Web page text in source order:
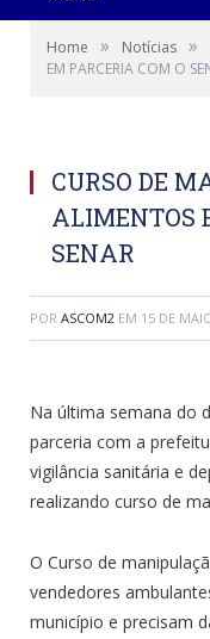
Home » Notícias »
EM PARCERIA COM O
CURSO DE
ALIMENTOS
SENAR
POR ASCOM2 EM 15 DE
Na última semana do
parceria com a
vigilância sanitária e
realizando curso de
O Curso de
vendedores
município e precisam